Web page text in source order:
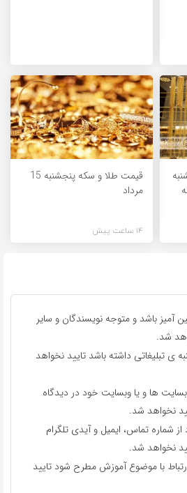
قیمت طلا و سکه پنجشنبه 15
مرداد
14 ساعت پیش
آمیز باشد و متوجه نویسندگان و سایر
شد.
ی تبلیغاتی داشته باشد تایید نخواهد
ها و یا وبسایت خود در دیدگاه
نخواهد شد.
شماره تماس، ایمیل و آیدی تلگرام
نخواهد شد.
با موضوع آموزش مطرح شود تایید